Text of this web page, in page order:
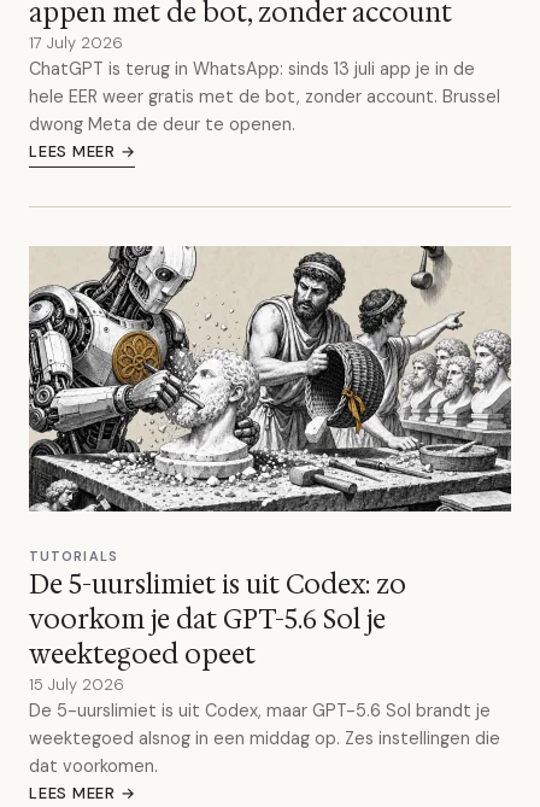
appen met de bot, zonder account
17 July 2026
ChatGPT is terug in WhatsApp: sinds 13 juli app je in de
hele EER weer gratis met de bot, zonder account. Brussel
dwong Meta de deur te openen.
LEES MEER →
TUTORIALS
De 5-uurslimiet is uit Codex: zo
voorkom je dat GPT-5.6 Sol je
weektegoed opeet
15 July 2026
De 5-uurslimiet is uit Codex, maar GPT-5.6 Sol brandt je
weektegoed alsnog in een middag op. Zes instellingen die
dat voorkomen.
LEES MEER →